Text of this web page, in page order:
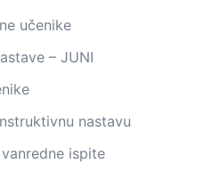
učenike
– JUNI
nastavu
ispite